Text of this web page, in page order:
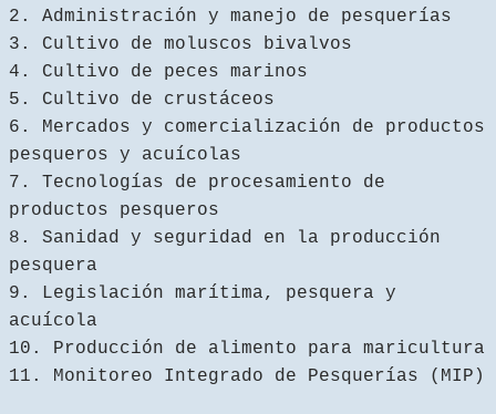
2. Administración y manejo de pesquerías
3. Cultivo de moluscos bivalvos
4. Cultivo de peces marinos
5. Cultivo de crustáceos
6. Mercados y comercialización de productos
pesqueros y acuícolas
7. Tecnologías de procesamiento de
productos pesqueros
8. Sanidad y seguridad en la producción
pesquera
9. Legislación marítima, pesquera y
acuícola
10. Producción de alimento para maricultura
11. Monitoreo Integrado de Pesquerías (MIP)